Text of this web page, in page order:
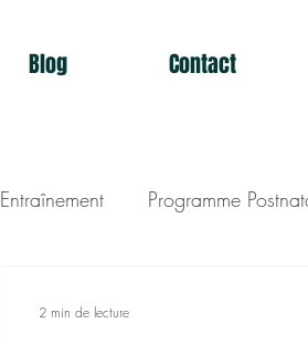
Blog Contact
Entraînement Programme
2 min de lecture